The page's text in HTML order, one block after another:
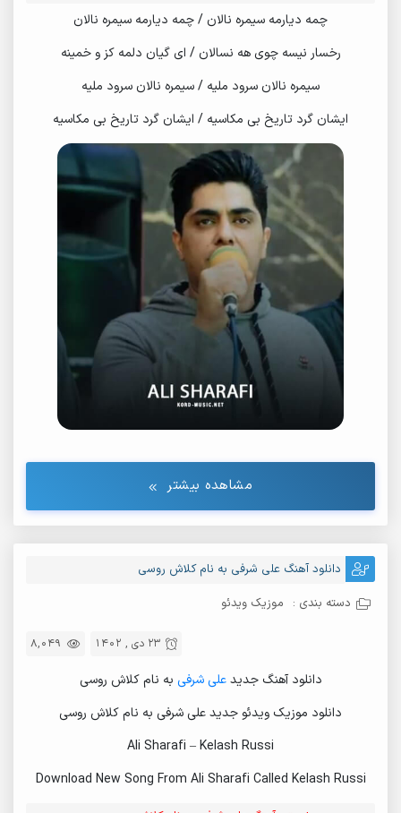
چمه دیارمه سیمره نالان / چمه دیارمه سیمره نالان
رخسار نیسه چوی هه نسالان / ای گیان دلمه کز و خمینه
سیمره نالان سرود ملیه / سیمره نالان سرود ملیه
ایشان گرد تاریخ بی مکاسیه / ایشان گرد تاریخ بی مکاسیه
مشاهده بیشتر
دانلود آهنگ علی شرفی به نام کلاش روسی
دسته بندی : موزیک ویدئو
8,049 23 دی , 1402
دانلود آهنگ جدیدعلی شرفی به نام کلاش روسی
دانلود موزیک ویدئو جدید علی شرفی به نام کلاش روسی
Ali Sharafi – Kelash Russi
Download New Song From Ali Sharafi Called Kelash Russi